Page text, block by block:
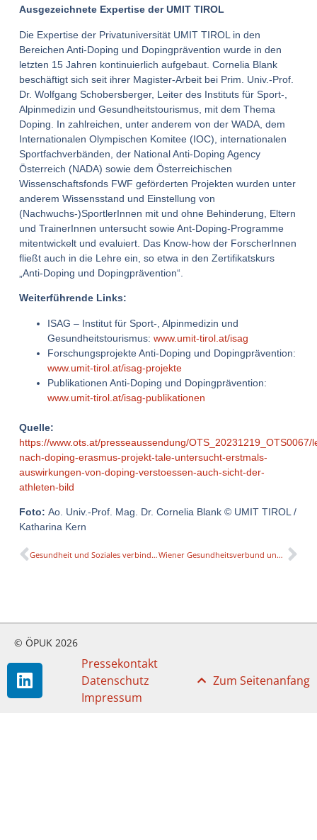
Ausgezeichnete Expertise der UMIT TIROL
Die Expertise der Privatuniversität UMIT TIROL in den
Bereichen Anti-Doping und Dopingprävention wurde in den
letzten 15 Jahren kontinuierlich aufgebaut. Cornelia Blank
beschäftigt sich seit ihrer Magister-Arbeit bei Prim. Univ.-Prof.
Dr. Wolfgang Schobersberger, Leiter des Instituts für Sport-,
Alpinmedizin und Gesundheitstourismus, mit dem Thema
Doping. In zahlreichen, unter anderem von der WADA, dem
Internationalen Olympischen Komitee (IOC), internationalen
Sportfachverbänden, der National Anti-Doping Agency
Österreich (NADA) sowie dem Österreichischen
Wissenschaftsfonds FWF geförderten Projekten wurden unter
anderem Wissensstand und Einstellung von
(Nachwuchs-)SportlerInnen mit und ohne Behinderung, Eltern
und TrainerInnen untersucht sowie Ant-Doping-Programme
mitentwickelt und evaluiert. Das Know-how der ForscherInnen
fließt auch in die Lehre ein, so etwa in den Zertifikatskurs
„Anti-Doping und Dopingprävention“.
Weiterführende Links:
ISAG – Institut für Sport-, Alpinmedizin und
Gesundheitstourismus: www.umit-tirol.at/isag
Forschungsprojekte Anti-Doping und Dopingprävention:
www.umit-tirol.at/isag-projekte
Publikationen Anti-Doping und Dopingprävention:
www.umit-tirol.at/isag-publikationen
Quelle:
https://www.ots.at/presseaussendung/OTS_20231219_OTS0067/
nach-doping-erasmus-projekt-tale-untersucht-erstmals-
auswirkungen-von-doping-verstoessen-auch-sicht-der-
athleten-bild
Foto: Ao. Univ.-Prof. Mag. Dr. Cornelia Blank © UMIT TIROL /
Katharina Kern
Gesundheit und Soziales verbinden: Start in der interprofessionellen Gesundheitsausbildung Wiener Gesundheitsverbund und Sigmund Freud PrivatUniversität verkünden starke Partnerschaft für Wien
© ÖPUK 2026
Pressekontakt
Datenschutz
Impressum
Zum Seitenanfang